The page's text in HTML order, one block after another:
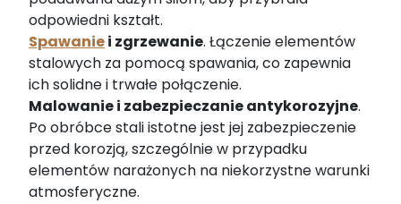
odpowiedni kształt.
Spawaniei zgrzewanie. Łączenie elementów
stalowych za pomocą spawania, co zapewnia
ich solidne i trwałe połączenie.
Malowanie i zabezpieczanie antykorozyjne.
Po obróbce stali istotne jest jej zabezpieczenie
przed korozją, szczególnie w przypadku
elementów narażonych na niekorzystne warunki
atmosferyczne.